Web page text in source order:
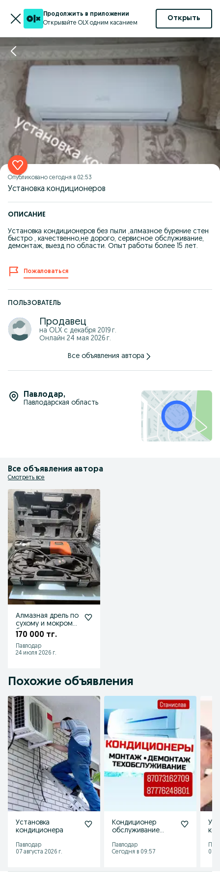
Продолжить в приложении
Открывайте OLX одним касанием
Открыть
Опубликовано сегодня в 02:53
Установка кондиционеров
ОПИСАНИЕ
Установка кондиционеров без пыли ,алмазное бурение стен
быстро , качественно,не дорого, сервисное обслуживание,
демонтаж, выезд по области. Опыт работы более 15 лет.
Пожаловаться
ПОЛЬЗОВАТЕЛЬ
Продавец
на OLX с декабря 2019 г.
Онлайн 24 мая 2026 г.
Все объявления автора
Павлодар,
Павлодарская область
Все объявления автора
Смотреть все
Алмазная дрель по
сухому и мокрому
бурению
170 000 тг.
Павлодар
24 июля 2026 г.
Похожие объявления
Установка
кондиционера
Павлодар
07 августа 2026 г.
Кондиционер
обслуживание
ремонт установка
Павлодар
Сегодня в 09:57
07